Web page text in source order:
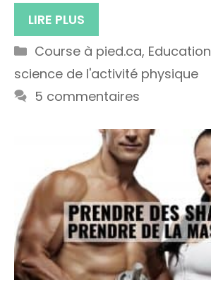
LIRE PLUS
Catégories
Course à pied.ca, Education
science de l'activité physique
5 commentaires